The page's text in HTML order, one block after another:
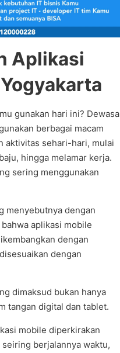
Aplikasi
gunakan hari ini? Dewasa
berbagai macam
aktivitas sehari-hari, mulai
hingga melamar kerja.
sering menggunakan
menyebutnya dengan
aplikasi mobile
dengan
dengan
dimaksud bukan hanya
tangan digital dan tablet.
mobile diperkirakan
berjalannya waktu,